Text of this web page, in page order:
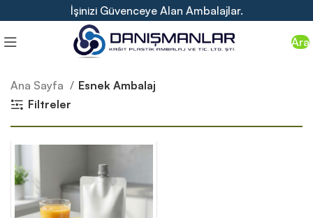
İşinizi Güvenceye Alan Ambalajlar.
Ara
Ana Sayfa
Esnek Ambalaj
Filtreler